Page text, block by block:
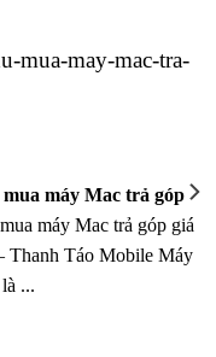
máy Mac trả góp
máy Mac trả góp giá
Thanh Táo Mobile Máy
...